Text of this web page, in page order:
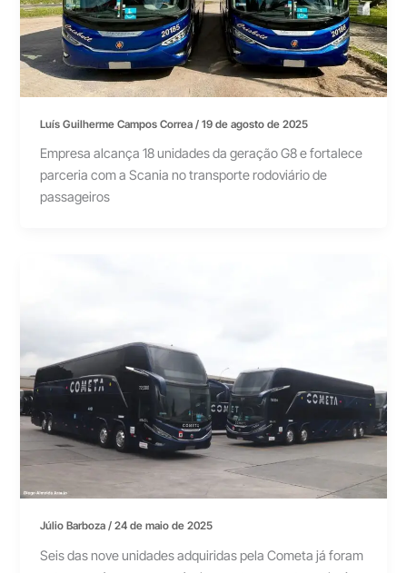
Luís Guilherme Campos Correa/19 de agosto de 2025
Empresa alcança 18 unidades da geração G8 e fortalece
parceria com a Scania no transporte rodoviário de
passageiros
Júlio Barboza/24 de maio de 2025
Seis das nove unidades adquiridas pela Cometa já foram